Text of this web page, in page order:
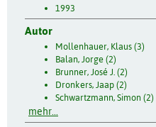
1993
Autor
Mollenhauer, Klaus (3)
Balan, Jorge (2)
Brunner, José J. (2)
Dronkers, Jaap (2)
Schwartzmann, Simon (2)
mehr...